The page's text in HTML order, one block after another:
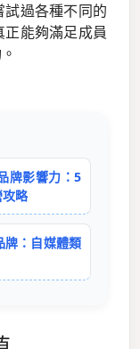
過各種不同的
能夠滿足成員
牌影響力：5
略
牌：自媒體類